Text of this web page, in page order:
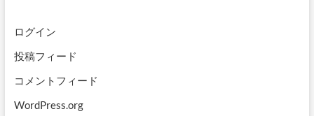
ログイン
投稿フィード
コメントフィード
WordPress.org